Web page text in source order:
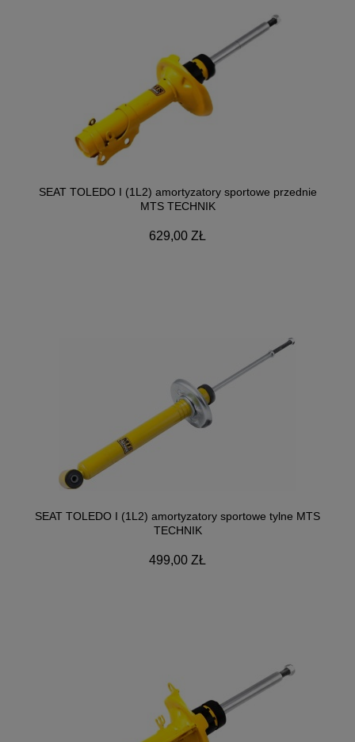
SEAT TOLEDO I (1L2) amortyzatory sportowe przednie
MTS TECHNIK
629,00 ZŁ
SEAT TOLEDO I (1L2) amortyzatory sportowe tylne MTS
TECHNIK
499,00 ZŁ